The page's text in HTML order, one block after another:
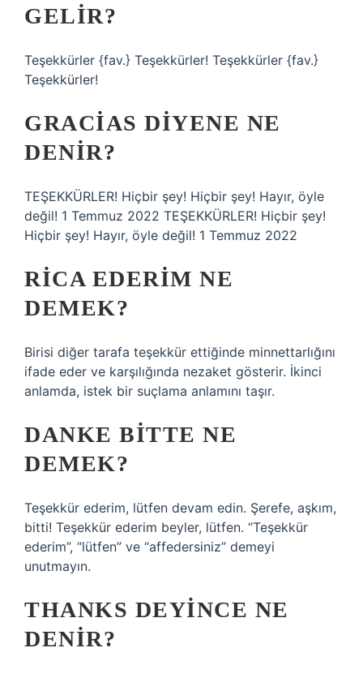
GELIR?
Teşekkürler {fav.} Teşekkürler! Teşekkürler {fav.}
Teşekkürler!
GRACIAS DIYENE NE
DENIR?
TEŞEKKÜRLER! Hiçbir şey! Hiçbir şey! Hayır, öyle
değil! 1 Temmuz 2022 TEŞEKKÜRLER! Hiçbir şey!
Hiçbir şey! Hayır, öyle değil! 1 Temmuz 2022
RICA EDERIM NE
DEMEK?
Birisi diğer tarafa teşekkür ettiğinde minnettarlığını
ifade eder ve karşılığında nezaket gösterir. İkinci
anlamda, istek bir suçlama anlamını taşır.
DANKE BITTE NE
DEMEK?
Teşekkür ederim, lütfen devam edin. Şerefe, aşkım,
bitti! Teşekkür ederim beyler, lütfen. “Teşekkür
ederim”, “lütfen” ve “affedersiniz” demeyi
unutmayın.
THANKS DEYINCE NE
DENIR?